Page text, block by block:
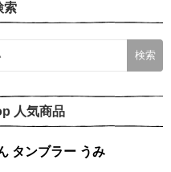
索
人気商品
ノラネコぐんだん タンブラー うみ